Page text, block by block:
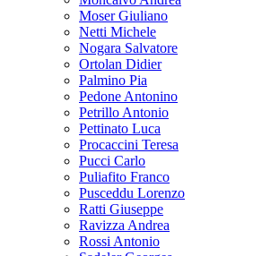
Moser Giuliano
Netti Michele
Nogara Salvatore
Ortolan Didier
Palmino Pia
Pedone Antonino
Petrillo Antonio
Pettinato Luca
Procaccini Teresa
Pucci Carlo
Puliafito Franco
Pusceddu Lorenzo
Ratti Giuseppe
Ravizza Andrea
Rossi Antonio